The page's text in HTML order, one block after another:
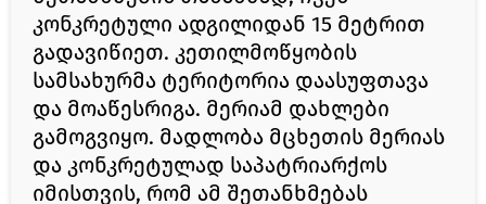
კონკრეტული ადგილიდან 15 მეტრით
გადავიწიეთ. კეთილმოწყობის
სამსახურმა ტერიტორია დაასუფთავა
და მოაწესრიგა. მერიამ დახლები
გამოგვიყო. მადლობა მცხეთის მერიას
და კონკრეტულად საპატრიარქოს
იმისთვის, რომ ამ შეთანხმებას